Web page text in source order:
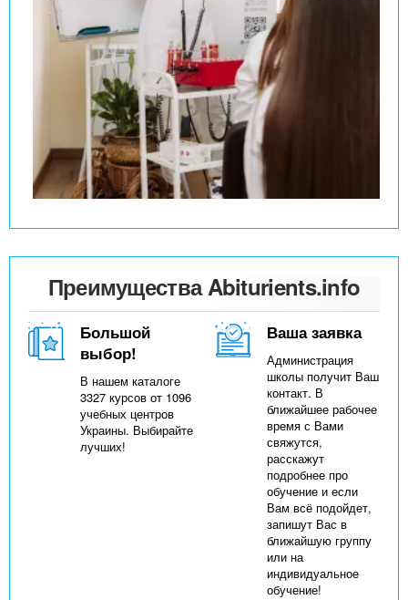
Преимущества Abiturients.info
Большой
выбор!
В нашем каталоге
3327 курсов от 1096
учебных центров
Украины. Выбирайте
лучших!
Ваша заявка
Администрация
школы получит Ваш
контакт. В
ближайшее рабочее
время с Вами
свяжутся,
расскажут
подробнее про
обучение и если
Вам всё подойдет,
запишут Вас в
ближайшую группу
или на
индивидуальное
обучение!